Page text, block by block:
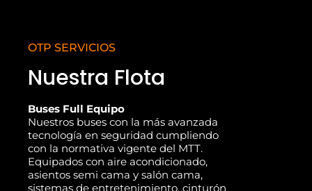
OTP SERVICIOS
Nuestra Flota
Buses Full Equipo
Nuestros buses con la más avanzada
tecnología en seguridad cumpliendo
con la normativa vigente del MTT.
Equipados con aire acondicionado,
asientos semi cama y salón cama,
sistemas de entretenimiento, cinturón